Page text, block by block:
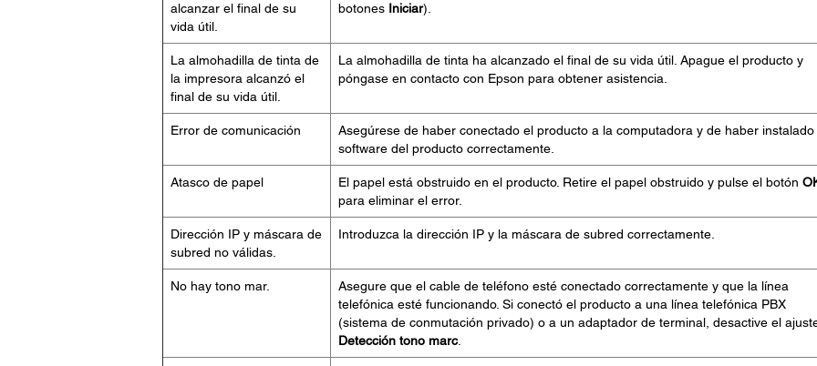
alcanzar el final de su
vida útil.
botones Iniciar).
La almohadilla de tinta de
la impresora alcanzó el
final de su vida útil.
La almohadilla de tinta ha alcanzado el final de su vida útil. Apague el producto y
póngase en contacto con Epson para obtener asistencia.
Error de comunicación
Asegúrese de haber conectado el producto a la computadora y de haber instalado
software del producto correctamente.
Atasco de papel El papel está obstruido en el producto. Retire el papel obstruido y pulse el botón
para eliminar el error.
Dirección IP y máscara de
subred no válidas.
Introduzca la dirección IP y la máscara de subred correctamente.
No hay tono mar.
Asegure que el cable de teléfono esté conectado correctamente y que la línea
telefónica esté funcionando. Si conectó el producto a una línea telefónica PBX
(sistema de conmutación privado) o a un adaptador de terminal, desactive el
Detección tono marc.